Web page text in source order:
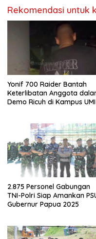
Rekomendasi untuk
Yonif 700 Raider Bantah
Keterlibatan Anggota
Demo Ricuh di Kampus UMI
2.875 Personel Gabungan
TNI-Polri Siap Amankan
Gubernur Papua 2025